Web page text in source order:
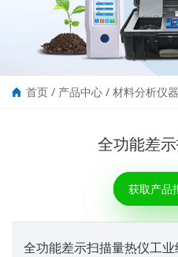
首页 / 产品中心 / 材料分析仪器
全功能差
获取产品
全功能差示扫描量热仪工